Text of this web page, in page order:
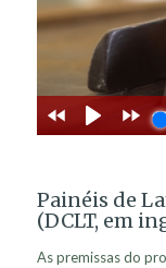
Painéis de
(DCLT, em
As premissas do